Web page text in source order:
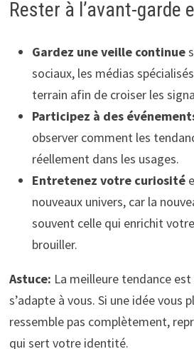
Rester à l’avant-garde
Gardez une veille continue
sociaux, les médias
terrain afin de croiser les
Participez à des
observer comment les
réellement dans les usages.
Entretenez votre curiosité
nouveaux univers, car la
souvent celle qui enrichit
brouiller.
Astuce: La meilleure tendance
s’adapte à vous. Si une idée vous
ressemble pas complètement,
qui sert votre identité.